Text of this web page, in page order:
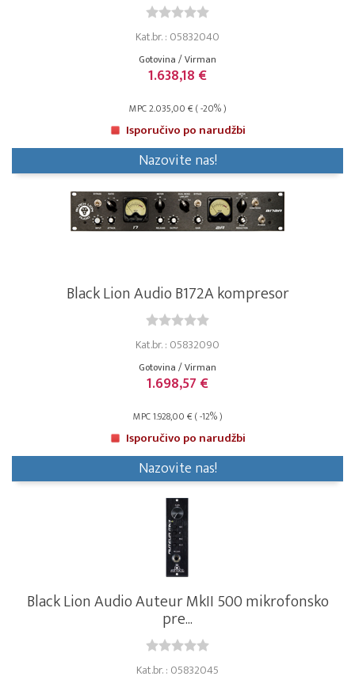
Kat.br. : 05832040
Gotovina / Virman
1.638,18 €
MPC 2.035,00 € ( -20% )
Isporučivo po narudžbi
Nazovite nas!
Black Lion Audio B172A kompresor
Kat.br. : 05832090
Gotovina / Virman
1.698,57 €
MPC 1.928,00 € ( -12% )
Isporučivo po narudžbi
Nazovite nas!
Black Lion Audio Auteur MkII 500 mikrofonsko
pre...
Kat.br. : 05832045